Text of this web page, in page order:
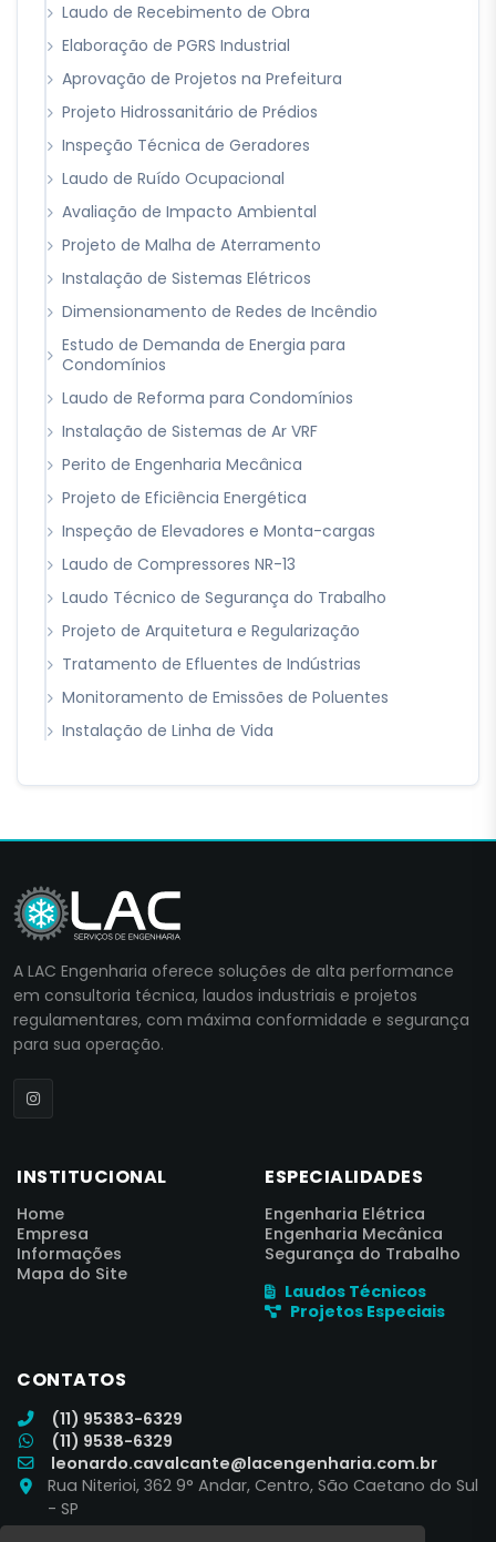
Laudo de Recebimento de Obra
Elaboração de PGRS Industrial
Aprovação de Projetos na Prefeitura
Projeto Hidrossanitário de Prédios
Inspeção Técnica de Geradores
Laudo de Ruído Ocupacional
Avaliação de Impacto Ambiental
Projeto de Malha de Aterramento
Instalação de Sistemas Elétricos
Dimensionamento de Redes de Incêndio
Estudo de Demanda de Energia para
Condomínios
Laudo de Reforma para Condomínios
Instalação de Sistemas de Ar VRF
Perito de Engenharia Mecânica
Projeto de Eficiência Energética
Inspeção de Elevadores e Monta-cargas
Laudo de Compressores NR-13
Laudo Técnico de Segurança do Trabalho
Projeto de Arquitetura e Regularização
Tratamento de Efluentes de Indústrias
Monitoramento de Emissões de Poluentes
Instalação de Linha de Vida
A LAC Engenharia oferece soluções de alta performance
em consultoria técnica, laudos industriais e projetos
regulamentares, com máxima conformidade e segurança
para sua operação.
INSTITUCIONAL
Home
Empresa
Informações
Mapa do Site
ESPECIALIDADES
Engenharia Elétrica
Engenharia Mecânica
Segurança do Trabalho
Laudos Técnicos
Projetos Especiais
CONTATOS
(11) 95383-6329
(11) 9538-6329
leonardo.cavalcante@lacengenharia.com.br
Rua Niterioi, 362 9° Andar, Centro, São Caetano do Sul
- SP